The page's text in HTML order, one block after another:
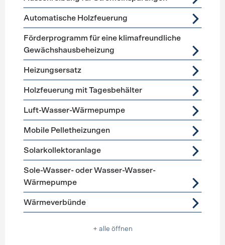
Automatische Holzfeuerung
Förderprogramm für eine klimafreundliche
Gewächshausbeheizung
Heizungsersatz
Holzfeuerung mit Tagesbehälter
Luft-Wasser-Wärmepumpe
Mobile Pelletheizungen
Solarkollektoranlage
Sole-Wasser- oder Wasser-Wasser-
Wärmepumpe
Wärmeverbünde
+ alle öffnen